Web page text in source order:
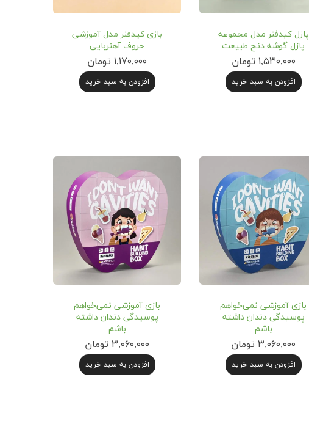
پازل کیدفنر مدل مجموعه
پازل گوشه‌ دنج طبیعت
۱,۵۳۰,۰۰۰ تومان
افزودن به سبد خرید
بازی‌ کیدفنر مدل آموزشی
حروف آهنربایی
۱,۱۷۰,۰۰۰ تومان
افزودن به سبد خرید
بازی آموزشی نمی‌خواهم
پوسیدگی دندان داشته
باشم
۳,۰۶۰,۰۰۰ تومان
افزودن به سبد خرید
بازی آموزشی نمی‌خواهم
پوسیدگی دندان داشته
باشم
۳,۰۶۰,۰۰۰ تومان
افزودن به سبد خرید